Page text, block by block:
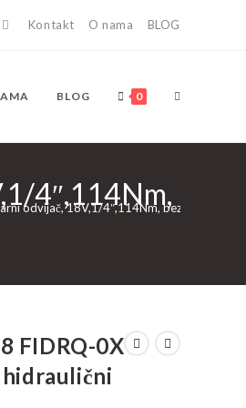
Kontakt O nama BLOG
BLOG 0 TOGGLE
4″,114Nm,
odvijač, 18V,1/4″,114Nm, bez baterija-
FIDRQ-0X